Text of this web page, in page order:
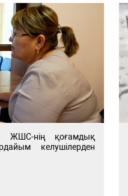
ЖШС-нің қоғамдық
келушілерден